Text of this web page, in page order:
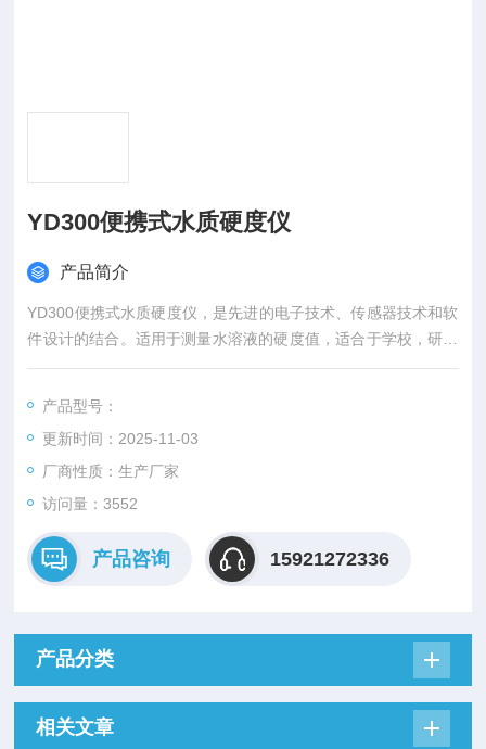
YD300便携式水质硬度仪
产品简介
YD300便携式水质硬度仪，是先进的电子技术、传感器技术和软
件设计的结合。适用于测量水溶液的硬度值，适合于学校，研究
所和工矿企业的实验室及野外和现场使用，如饮用水，废水，冷
景。
产品型号：
更新时间：2025-11-03
厂商性质：生产厂家
访问量：3552
产品咨询 15921272336
产品分类
相关文章